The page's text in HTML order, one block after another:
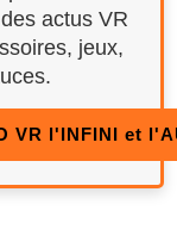
actus VR
jeux,